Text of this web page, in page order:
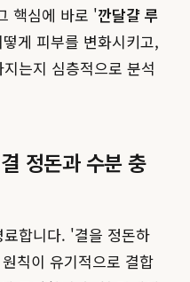
핵심에 바로 '깐달걀 루
게 피부를 변화시키고,
는지 심층적으로 분석
정돈과 수분 충
합니다. '결을 정돈하
칙이 유기적으로 결합